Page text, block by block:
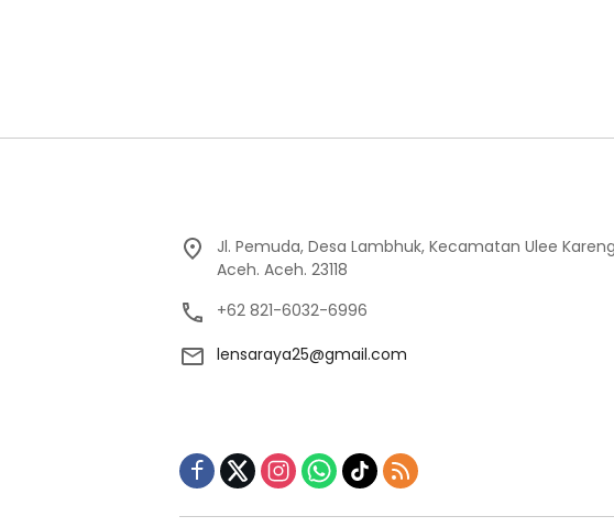
Jl. Pemuda, Desa Lambhuk, Kecamatan Ulee
Aceh. Aceh. 23118
+62 821-6032-6996
lensaraya25@gmail.com